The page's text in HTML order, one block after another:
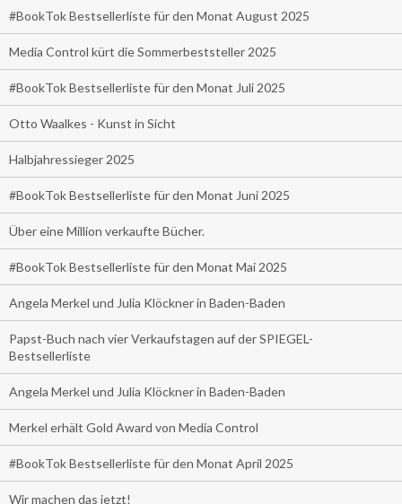
#BookTok Bestsellerliste für den Monat August 2025
Media Control kürt die Sommerbeststeller 2025
#BookTok Bestsellerliste für den Monat Juli 2025
Otto Waalkes - Kunst in Sicht
Halbjahressieger 2025
#BookTok Bestsellerliste für den Monat Juni 2025
Über eine Million verkaufte Bücher.
#BookTok Bestsellerliste für den Monat Mai 2025
Angela Merkel und Julia Klöckner in Baden-Baden
Papst-Buch nach vier Verkaufstagen auf der SPIEGEL-
Bestsellerliste
Angela Merkel und Julia Klöckner in Baden-Baden
Merkel erhält Gold Award von Media Control
#BookTok Bestsellerliste für den Monat April 2025
Wir machen das jetzt!